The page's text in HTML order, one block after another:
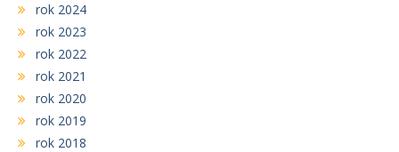
rok 2024
rok 2023
rok 2022
rok 2021
rok 2020
rok 2019
rok 2018